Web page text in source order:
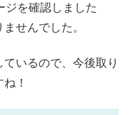
ジを確認しました
せんでした。
いるので、今後取り
！